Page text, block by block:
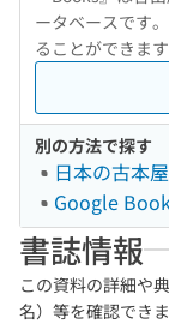
ータベースです
ることができます
別の方法で探す
日本の古本屋
Google
書誌情報
この資料の詳細や
名）等を確認できま